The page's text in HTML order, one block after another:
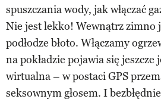
spuszczania wody, jak włączać
Nie jest lekko! Wewnątrz zimno
podłodze błoto. Włączamy
na pokładzie pojawia się jeszcze
wirtualna – w postaci GPS
seksownym głosem. I